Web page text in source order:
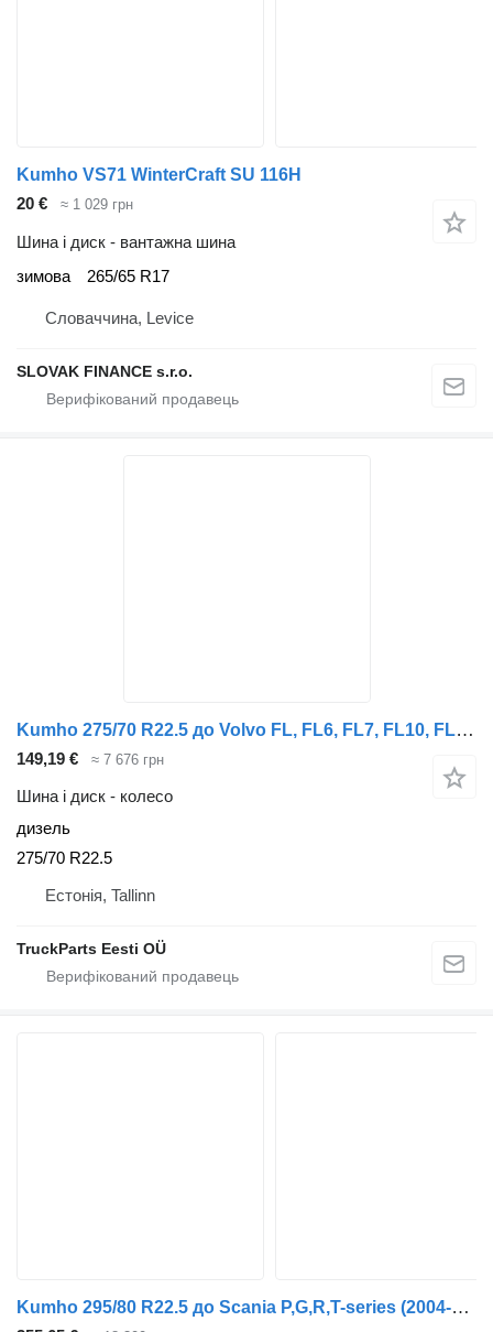
Kumho VS71 WinterCraft SU 116H
20 €
≈ 1 029 грн
Шина і диск - вантажна шина
зимова
265/65 R17
Словаччина, Levice
SLOVAK FINANCE s.r.o.
Kumho 275/70 R22.5 до Volvo FL, FL6, FL7, FL10, FL12, FS718 (1985-2005)
149,19 € ≈ 7 676 грн
Шина і диск - колесо
дизель
275/70 R22.5
Естонія, Tallinn
TruckParts Eesti OÜ
Kumho 295/80 R22.5 до Scania P,G,R,T-series (2004-2017)